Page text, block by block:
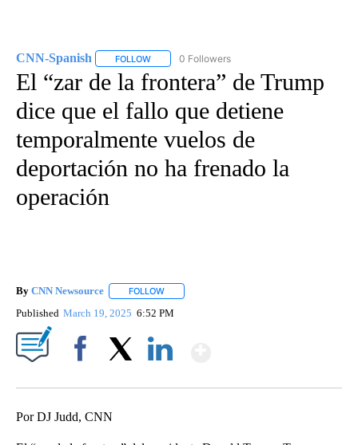
CNN-Spanish FOLLOW FOLLOW "CNN-SPANISH" TO RECEIVE
0 Followers
El “zar de la frontera” de Trump
dice que el fallo que detiene
temporalmente vuelos de
deportación no ha frenado la
operación
By CNN Newsource FOLLOW
Published March 19, 2025 6:52 PM
Por DJ Judd, CNN